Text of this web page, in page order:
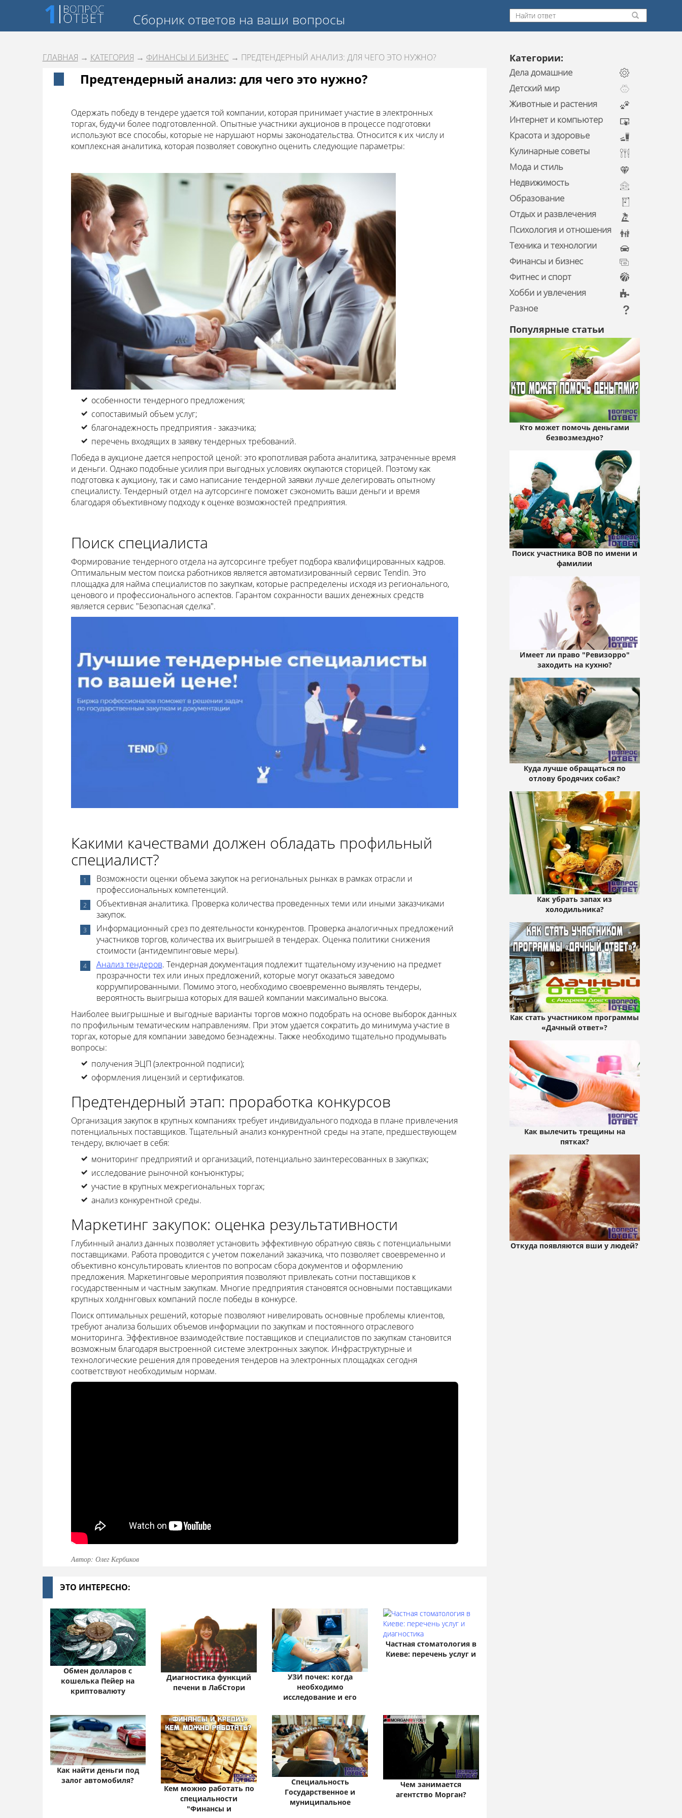
Сборник ответов на ваши вопросы
ГЛАВНАЯ → КАТЕГОРИЯ → ФИНАНСЫ И БИЗНЕС → ПРЕДТЕНДЕРНЫЙ АНАЛИЗ: ДЛЯ ЧЕГО ЭТО НУЖНО?
Предтендерный анализ: для чего это нужно?
Одержать победу в тендере удается той компании, которая принимает участие в электронных
торгах, будучи более подготовленной. Опытные участники аукционов в процессе подготовки
используют все способы, которые не нарушают нормы законодательства. Относится к их числу и
комплексная аналитика, которая позволяет совокупно оценить следующие параметры:
особенности тендерного предложения;
сопоставимый объем услуг;
благонадежность предприятия - заказчика;
перечень входящих в заявку тендерных требований.
Победа в аукционе дается непростой ценой: это кропотливая работа аналитика, затраченные время
и деньги. Однако подобные усилия при выгодных условиях окупаются сторицей. Поэтому как
подготовка к аукциону, так и само написание тендерной заявки лучше делегировать опытному
специалисту. Тендерный отдел на аутсорсинге поможет сэкономить ваши деньги и время
благодаря объективному подходу к оценке возможностей предприятия.
Поиск специалиста
Формирование тендерного отдела на аутсорсинге требует подбора квалифицированных кадров.
Оптимальным местом поиска работников является автоматизированный сервис Tendin. Это
площадка для найма специалистов по закупкам, которые распределены исходя из регионального,
ценового и профессионального аспектов. Гарантом сохранности ваших денежных средств
является сервис "Безопасная сделка".
Какими качествами должен обладать профильный
специалист?
Возможности оценки объема закупок на региональных рынках в рамках отрасли и
профессиональных компетенций.
Объективная аналитика. Проверка количества проведенных теми или иными заказчиками
закупок.
Информационный срез по деятельности конкурентов. Проверка аналогичных предложений
участников торгов, количества их выигрышей в тендерах. Оценка политики снижения
стоимости (антидемпинговые меры).
Анализ тендеров. Тендерная документация подлежит тщательному изучению на предмет
прозрачности тех или иных предложений, которые могут оказаться заведомо
коррумпированными. Помимо этого, необходимо своевременно выявлять тендеры,
вероятность выигрыша которых для вашей компании максимально высока.
Наиболее выигрышные и выгодные варианты торгов можно подобрать на основе выборок данных
по профильным тематическим направлениям. При этом удается сократить до минимума участие в
торгах, которые для компании заведомо безнадежны. Также необходимо тщательно продумывать
вопросы:
получения ЭЦП (электронной подписи);
оформления лицензий и сертификатов.
Предтендерный этап: проработка конкурсов
Организация закупок в крупных компаниях требует индивидуального подхода в плане привлечения
потенциальных поставщиков. Тщательный анализ конкурентной среды на этапе, предшествующем
тендеру, включает в себя:
мониторинг предприятий и организаций, потенциально заинтересованных в закупках;
исследование рыночной конъюнктуры;
участие в крупных межрегиональных торгах;
анализ конкурентной среды.
Маркетинг закупок: оценка результативности
Глубинный анализ данных позволяет установить эффективную обратную связь с потенциальными
поставщиками. Работа проводится с учетом пожеланий заказчика, что позволяет своевременно и
объективно консультировать клиентов по вопросам сбора документов и оформлению
предложения. Маркетинговые мероприятия позволяют привлекать сотни поставщиков к
государственным и частным закупкам. Многие предприятия становятся основными поставщиками
крупных холдннговых компаний после победы в конкурсе.
Поиск оптимальных решений, которые позволяют нивелировать основные проблемы клиентов,
требуют анализа больших объемов информации по закупкам и постоянного отраслевого
мониторинга. Эффективное взаимодействие поставщиков и специалистов по закупкам становится
возможным благодаря выстроенной системе электронных закупок. Инфраструктурные и
технологические решения для проведения тендеров на электронных площадках сегодня
соответствуют необходимым нормам.
Автор: Олег Кербиков
ЭТО ИНТЕРЕСНО:
Обмен долларов с
кошелька Пейер на
криптовалюту
Диагностика функций
печени в ЛабСтори
УЗИ почек: когда
необходимо
исследование и его
Частная стоматология в
Киеве: перечень услуг и
Как найти деньги под
залог автомобиля?
Кем можно работать по
специальности
"Финансы и
Специальность
Государственное и
муниципальное
Чем занимается
агентство Морган?
Категории:
Дела домашние
Детский мир
Животные и растения
Интернет и компьютер
Красота и здоровье
Кулинарные советы
Мода и стиль
Недвижимость
Образование
Отдых и развлечения
Психология и отношения
Техника и технологии
Финансы и бизнес
Фитнес и спорт
Хобби и увлечения
Разное
Популярные статьи
Кто может помочь деньгами
безвозмездно?
Поиск участника ВОВ по имени и
фамилии
Имеет ли право "Ревизорро"
заходить на кухню?
Куда лучше обращаться по
отлову бродячих собак?
Как убрать запах из
холодильника?
Как стать участником программы
«Дачный ответ»?
Как вылечить трещины на
пятках?
Откуда появляются вши у людей?